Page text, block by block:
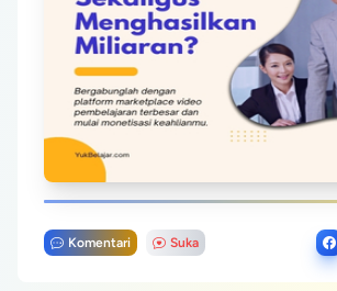
Komentari Suka